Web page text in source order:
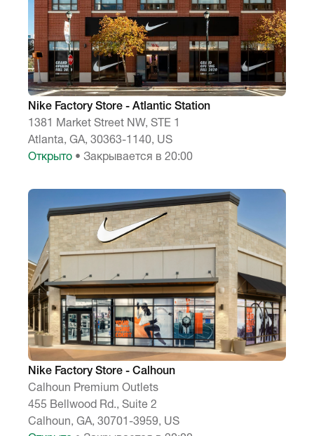
Nike Factory Store - Atlantic Station
1381 Market Street NW, STE 1
Atlanta, GA, 30363-1140, US
Открыто • Закрывается в 20:00
Nike Factory Store - Calhoun
Calhoun Premium Outlets
455 Bellwood Rd., Suite 2
Calhoun, GA, 30701-3959, US